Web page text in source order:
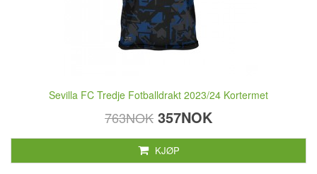
Sevilla FC Tredje Fotballdrakt 2023/24 Kortermet
763NOK 357NOK
KJØP